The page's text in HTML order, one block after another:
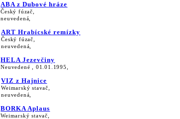
ABA z Dubové hráze
Český fúzač,
neuvedená,
ART Hrabícské remízky
Český fúzač,
neuvedená,
HELA Jezevčiny
Neuvedené , 01.01.1995,
VIZ z Hajnice
Weimarský stavač,
neuvedená,
BORKA Aplaus
Weimarský stavač,